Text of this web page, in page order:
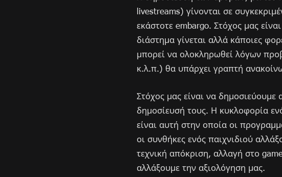
livestreams) γίνονται σε
εκάστοτε embargo. Στόχος μας
διάστημα γίνεται αλλά κάποιες
μπορεί να ολοκληρωθεί λόγων
κ.λ.π.) θα υπάρχει γραπτή
Στόχος μας είναι να δημοσιεύουμε
δημοσίευσή τους. Η κυκλοφορία
είναι αυτή στην οποία οι
οι συνθήκες ενός παιχνιδιού
τεχνική απόκριση, αλλαγή στο
αλλάξουμε την αξιολόγηση μας.